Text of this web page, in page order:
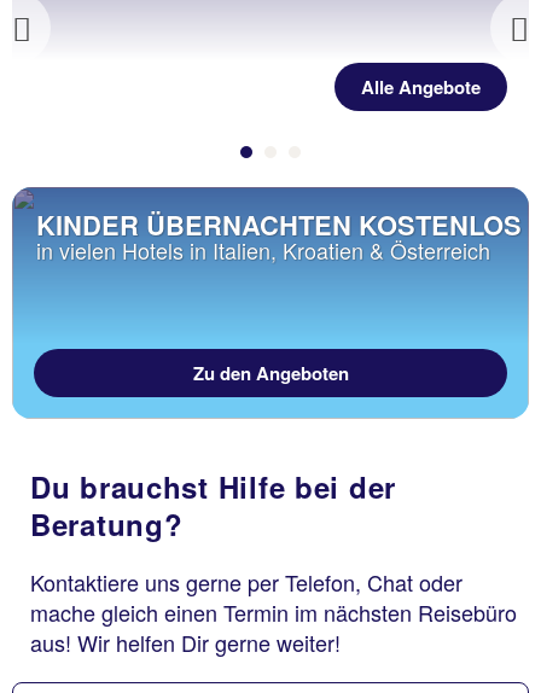
Previous
Alle Angebote
KINDER ÜBERNACHTEN KOSTENLOS
in vielen Hotels in Italien, Kroatien & Österreich
Zu den Angeboten
Du brauchst Hilfe bei der
Beratung?
Kontaktiere uns gerne per Telefon, Chat oder
mache gleich einen Termin im nächsten Reisebüro
aus! Wir helfen Dir gerne weiter!